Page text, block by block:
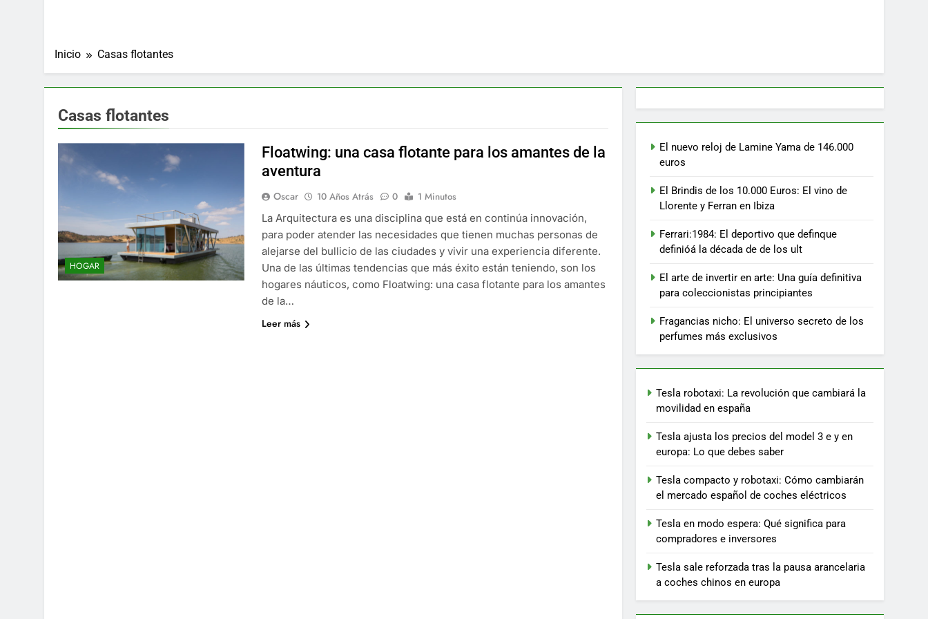
Inicio Casas flotantes
Casas flotantes
HOGAR
Floatwing: una casa flotante para los amantes de la
aventura
Oscar 10 Años Atrás 0
1 Minutos
La Arquitectura es una disciplina que está en continúa innovación,
para poder atender las necesidades que tienen muchas personas de
alejarse del bullicio de las ciudades y vivir una experiencia diferente.
Una de las últimas tendencias que más éxito están teniendo, son los
hogares náuticos, como Floatwing: una casa flotante para los amantes
de la…
Leer más
El nuevo reloj de Lamine Yama de 146.000
euros
El Brindis de los 10.000 Euros: El vino de
Llorente y Ferran en Ibiza
Ferrari:1984: El deportivo que definque
definióá la década de de los ult
El arte de invertir en arte: Una guía definitiva
para coleccionistas principiantes
Fragancias nicho: El universo secreto de los
perfumes más exclusivos
Tesla robotaxi: La revolución que cambiará la
movilidad en españa
Tesla ajusta los precios del model 3 e y en
europa: Lo que debes saber
Tesla compacto y robotaxi: Cómo cambiarán
el mercado español de coches eléctricos
Tesla en modo espera: Qué significa para
compradores e inversores
Tesla sale reforzada tras la pausa arancelaria
a coches chinos en europa